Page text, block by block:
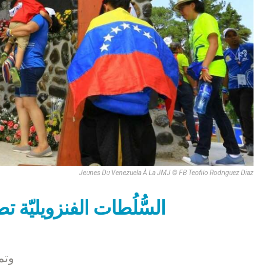
Jeunes Du Venezuela À La JMJ © FB Teofilo Rodriguez Diaz
السُّلُطات الفنزويليّة